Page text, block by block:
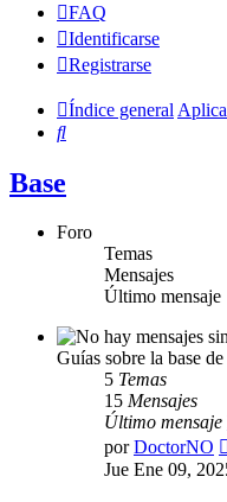
FAQ
Identificarse
Registrarse
Índice general
Buscar
Base
Foro
Temas
Mensajes
Último mensaje
Guías sobre la base
5 Temas
15 Mensajes
Último mensaje
porDoctorNO
Jue Ene 09,